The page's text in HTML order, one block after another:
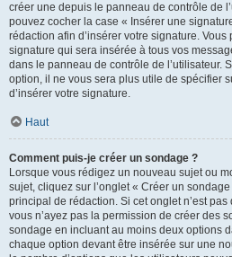
créer une depuis le panneau de contrôle de
pouvez cocher la case « Insérer une
rédaction afin d’insérer votre signature.
signature qui sera insérée à tous vos
dans le panneau de contrôle de l’utilisateur.
option, il ne vous sera plus utile de spécifier
d’insérer votre signature.
Haut
Comment puis-je créer un sondage ?
Lorsque vous rédigez un nouveau sujet ou
sujet, cliquez sur l’onglet « Créer un
principal de rédaction. Si cet onglet n’est
vous n’ayez pas la permission de créer des
sondage en incluant au moins deux options
chaque option devant être insérée sur une